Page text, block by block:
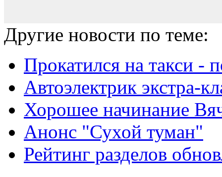
Другие новости по теме:
Прокатился на такси -
Автоэлектрик экстра-
Хорошее начинание
Анонс "Сухой туман"
Рейтинг разделов